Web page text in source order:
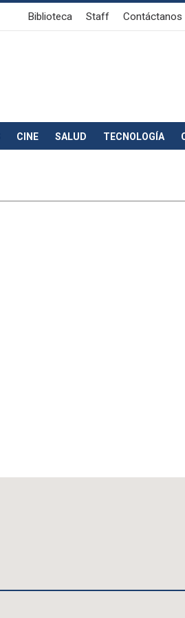
Biblioteca Staff Contáctanos
CINE SALUD TECNOLOGÍA